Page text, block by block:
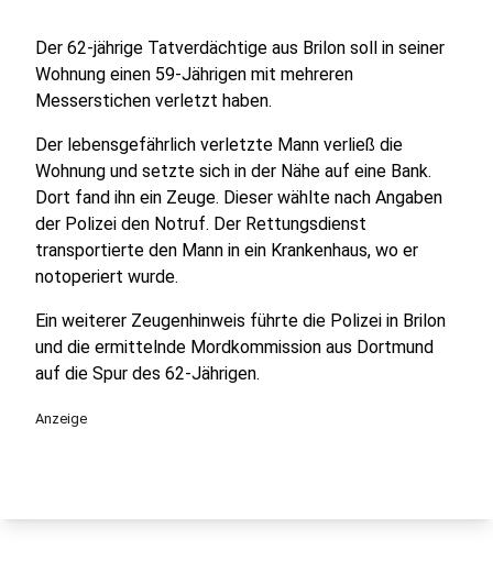
Der 62-jährige Tatverdächtige aus Brilon soll in seiner
Wohnung einen 59-Jährigen mit mehreren
Messerstichen verletzt haben.
Der lebensgefährlich verletzte Mann verließ die
Wohnung und setzte sich in der Nähe auf eine Bank.
Dort fand ihn ein Zeuge. Dieser wählte nach Angaben
der Polizei den Notruf. Der Rettungsdienst
transportierte den Mann in ein Krankenhaus, wo er
notoperiert wurde.
Ein weiterer Zeugenhinweis führte die Polizei in Brilon
und die ermittelnde Mordkommission aus Dortmund
auf die Spur des 62-Jährigen.
Anzeige